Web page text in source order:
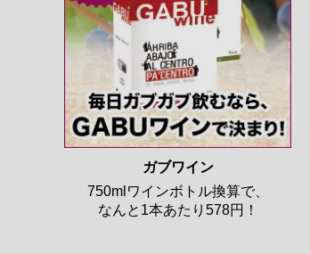
ガブワイン
750mlワインボトル換算で、
なんと1本あたり578円！